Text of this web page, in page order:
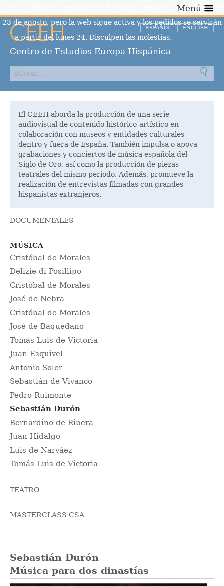
Centro de Estudios Europa Hispánica
ESPAÑOL ENGLISH
Menú
El CEEH aborda la producción de una serie
audiovisual de contenido histórico-artístico en
colaboración con museos y entidades culturales
dentro y fuera de España. También impulsa o apoya
grabaciones y conciertos de música española del
Siglo de Oro, así como la producción de piezas
teatrales del mismo periodo. Además, promueve la
realización de entrevistas filmadas con grandes
hispanistas extranjeros.
DOCUMENTALES
MÚSICA
Cristóbal de Morales
Delizie di Posillipo
Cristóbal de Morales
José de Nebra
Cristóbal de Morales
José de Baquedano
Tomás Luis de Victoria
Juan Esquivel
Antonio Soler
Sebastián de Vivanco
Pedro Ruimonte
Sebastián Durón
Bernardino de Ribera
Juan Hidalgo
Luis de Narváez
Tomás Luis de Victoria
TEATRO
MASTERCLASS CSA
Sebastián Durón
Música para dos dinastías
Nuestro almacén permanecerá cerrado desde el día 10 hasta el
23 de agosto, pero la web sigue activa y los pedidos se servirán
a partir del lunes 24. Disculpen las molestias.